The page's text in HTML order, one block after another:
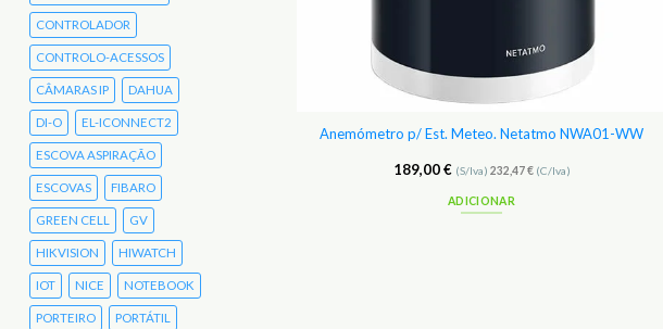
CONTROLADOR
CONTROLO-ACESSOS
CÂMARAS IP DAHUA
DI-O EL-ICONNECT2
ESCOVA ASPIRAÇÃO
ESCOVAS FIBARO
GREEN CELL GV
HIKVISION HIWATCH
IOT NICE NOTEBOOK
PORTEIRO PORTÁTIL
Anemómetro p/ Est. Meteo. Netatmo NWA01-WW
189,00€ (S/Iva) 232,47€(C/Iva)
ADICIONAR
p/ anemómetro Netatmo
32,00€ (S/Iva)39,36€(C/Iva)
ADICIONAR